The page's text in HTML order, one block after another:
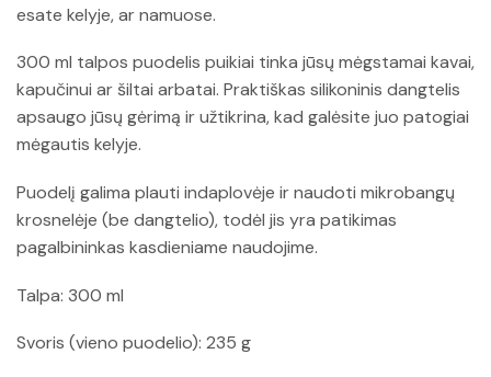
esate kelyje, ar namuose.
300 ml talpos puodelis puikiai tinka jūsų mėgstamai kavai,
kapučinui ar šiltai arbatai. Praktiškas silikoninis dangtelis
apsaugo jūsų gėrimą ir užtikrina, kad galėsite juo patogiai
mėgautis kelyje.
Puodelį galima plauti indaplovėje ir naudoti mikrobangų
krosnelėje (be dangtelio), todėl jis yra patikimas
pagalbininkas kasdieniame naudojime.
Talpa: 300 ml
Svoris (vieno puodelio): 235 g